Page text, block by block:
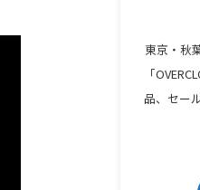
東京・秋
「
品、セー